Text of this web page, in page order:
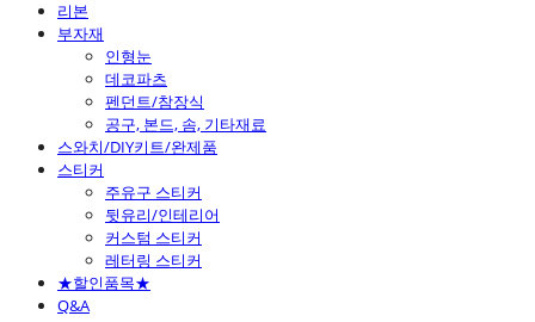
리본
부자재
인형눈
데코파츠
펜던트/참장식
공구, 본드, 솜, 기타재료
스와치/DIY키트/완제품
스티커
주유구 스티커
뒷유리/인테리어
커스텀 스티커
레터링 스티커
★할인품목★
Q&A